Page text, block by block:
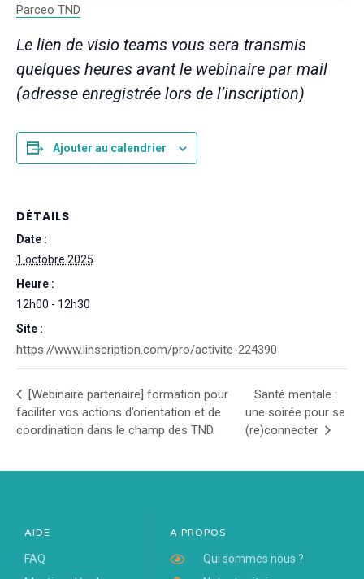
Parceo TND
Le lien de visio teams vous sera transmis
quelques heures avant le webinaire par mail
(adresse enregistrée lors de l’inscription)
Ajouter au calendrier
DÉTAILS
Date :
1 octobre 2025
Heure :
12h00 - 12h30
Site :
https://www.linscription.com/pro/activite-224390
[Webinaire partenaire] formation pour
faciliter vos actions d’orientation et de
coordination dans le champ des TND.
Santé mentale :
une soirée pour se
(re)connecter
A PROPOS
Qui sommes nous ?
AIDE
FAQ